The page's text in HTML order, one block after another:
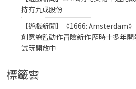
持有九成股份
【遊戲新聞】《1666: Amsterdam》
創意總監動作冒險新作 歷時十多年
試玩開放中
標籤雲